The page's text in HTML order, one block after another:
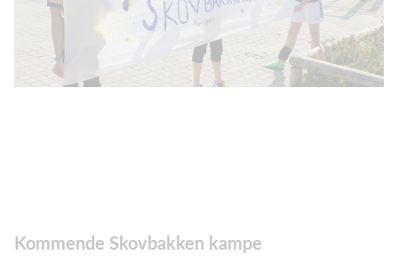
Kommende Skovbakken kampe